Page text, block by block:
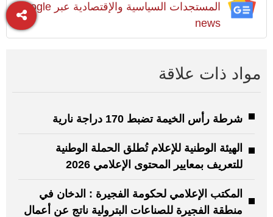
المستجدات السياسية والإقتصادية عبر Google
news
مواد ذات علاقة
شرطة رأس الخيمة تضبط 170 دراجة نارية
الهيئة الوطنية للإعلام تُطلق الحملة الوطنية
للتعريف بمعايير المحتوى الإعلامي 2026
المكتب الإعلامي لحكومة الفجيرة : الدخان في
منطقة الفجيرة للصناعات البترولية ناتج عن أعمال